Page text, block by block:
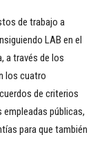
de trabajo a
LAB en el
a través de los
los cuatro
de criterios
públicas,
para que también